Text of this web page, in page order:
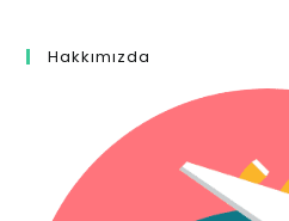
Hakkımızda